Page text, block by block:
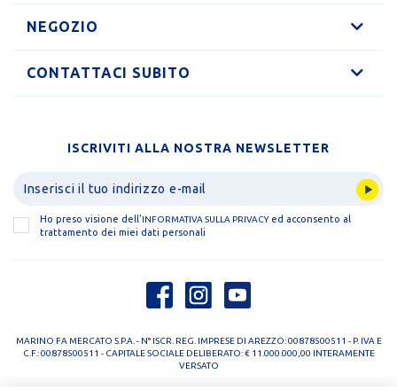
NEGOZIO
CONTATTACI SUBITO
ISCRIVITI ALLA NOSTRA NEWSLETTER
Ho preso visione dell'INFORMATIVA SULLA PRIVACYed acconsento al
trattamento dei miei dati personali
MARINO FA MERCATO S.P.A. - N° ISCR. REG. IMPRESE DI AREZZO: 00878500511 - P. IVA E
C.F.: 00878500511 - CAPITALE SOCIALE DELIBERATO: € 11.000.000,00 INTERAMENTE
VERSATO